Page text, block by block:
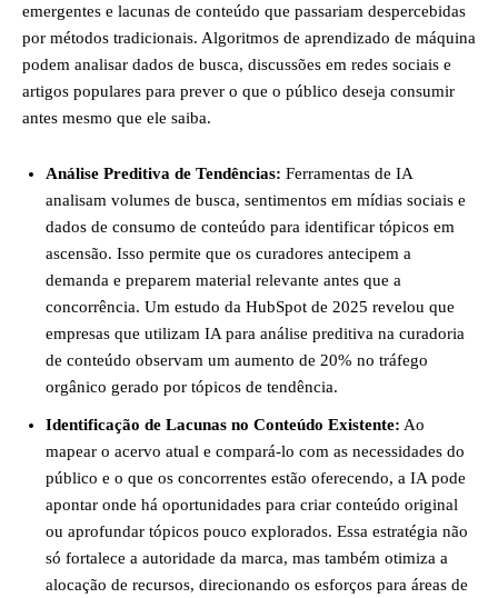
emergentes e lacunas de conteúdo que passariam despercebidas
por métodos tradicionais. Algoritmos de aprendizado de máquina
podem analisar dados de busca, discussões em redes sociais e
artigos populares para prever o que o público deseja consumir
antes mesmo que ele saiba.
Análise Preditiva de Tendências: Ferramentas de IA
analisam volumes de busca, sentimentos em mídias sociais e
dados de consumo de conteúdo para identificar tópicos em
ascensão. Isso permite que os curadores antecipem a
demanda e preparem material relevante antes que a
concorrência. Um estudo da HubSpot de 2025 revelou que
empresas que utilizam IA para análise preditiva na curadoria
de conteúdo observam um aumento de 20% no tráfego
orgânico gerado por tópicos de tendência.
Identificação de Lacunas no Conteúdo Existente: Ao
mapear o acervo atual e compará-lo com as necessidades do
público e o que os concorrentes estão oferecendo, a IA pode
apontar onde há oportunidades para criar conteúdo original
ou aprofundar tópicos pouco explorados. Essa estratégia não
só fortalece a autoridade da marca, mas também otimiza a
alocação de recursos, direcionando os esforços para áreas de